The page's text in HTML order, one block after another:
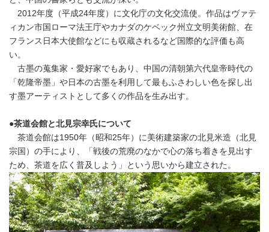
2012年度（平成24年度）に文化庁の文化交流使。作品はヴァテ
ィカン市国ローマ法王庁やカナダのケベック州立文明美術館、在
フランス日本大使館などにも収蔵されるなど国際的な評価も高
い。
古墨の蒐集家・愛好家でもあり、中国の清朝第六代皇帝時代の
「乾隆帝墨」や日本の古墨を利用して最もふさわしい色を探し出
す墨アーティストとして多くの作品を生み出す。
●茶道会館と北見宗幸氏について
茶道会館は1950年（昭和25年）に美術建築家の北見米造（北見
宗国）の手により、「戦後の荒廃のなかで心の落ち着きを見出す
ため、茶道を広く普及しよう」という思いから建立された。